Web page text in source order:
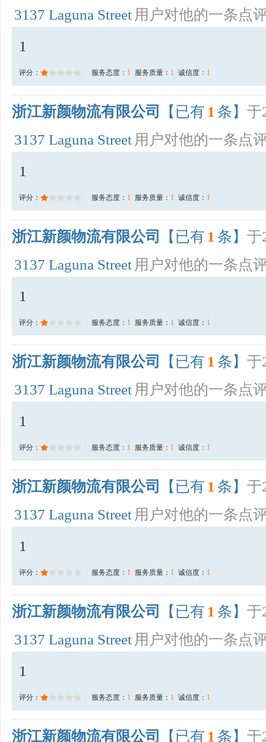
3137 Laguna Street 用户对他的一条点
1
评分： 服务态度： 1 服务质量： 1 诚信度： 1
浙江新颜物流有限公司 【已有 1 条】 于
3137 Laguna Street 用户对他的一条点
1
评分： 服务态度： 1 服务质量： 1 诚信度： 1
浙江新颜物流有限公司 【已有 1 条】 于
3137 Laguna Street 用户对他的一条点
1
评分： 服务态度： 1 服务质量： 1 诚信度： 1
浙江新颜物流有限公司 【已有 1 条】 于
3137 Laguna Street 用户对他的一条点
1
评分： 服务态度： 1 服务质量： 1 诚信度： 1
浙江新颜物流有限公司 【已有 1 条】 于
3137 Laguna Street 用户对他的一条点
1
评分： 服务态度： 1 服务质量： 1 诚信度： 1
浙江新颜物流有限公司 【已有 1 条】 于
3137 Laguna Street 用户对他的一条点
1
评分： 服务态度： 1 服务质量： 1 诚信度： 1
浙江新颜物流有限公司 【已有 1 条】 于